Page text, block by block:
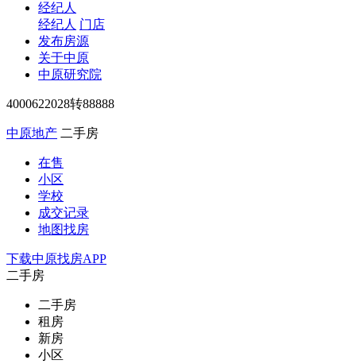
经纪人
经纪人 门店
发布房源
关于中原
中原研究院
4000622028转88888
中原地产 二手房
在售
小区
学校
成交记录
地图找房
下载中原找房APP
二手房
二手房
租房
新房
小区